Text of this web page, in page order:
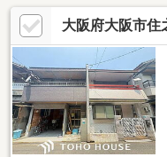
大阪府大阪市住